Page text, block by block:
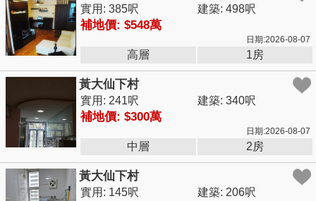
實用: 385呎 建築: 498呎
補地價: $548萬
日期:2026-08-07
高層 1房
黃大仙下村
實用: 241呎 建築: 340呎
補地價: $300萬
日期:2026-08-07
中層 2房
黃大仙下村
實用: 145呎 建築: 206呎